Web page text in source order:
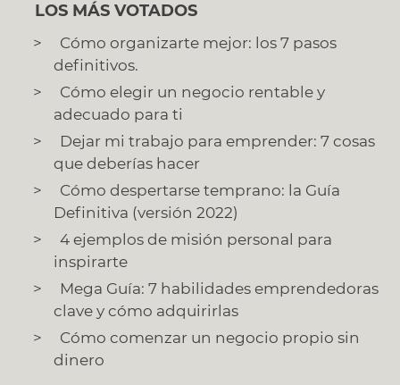
LOS MÁS VOTADOS
Cómo organizarte mejor: los 7 pasos
definitivos.
Cómo elegir un negocio rentable y
adecuado para ti
Dejar mi trabajo para emprender: 7 cosas
que deberías hacer
Cómo despertarse temprano: la Guía
Definitiva (versión 2022)
4 ejemplos de misión personal para
inspirarte
Mega Guía: 7 habilidades emprendedoras
clave y cómo adquirirlas
Cómo comenzar un negocio propio sin
dinero